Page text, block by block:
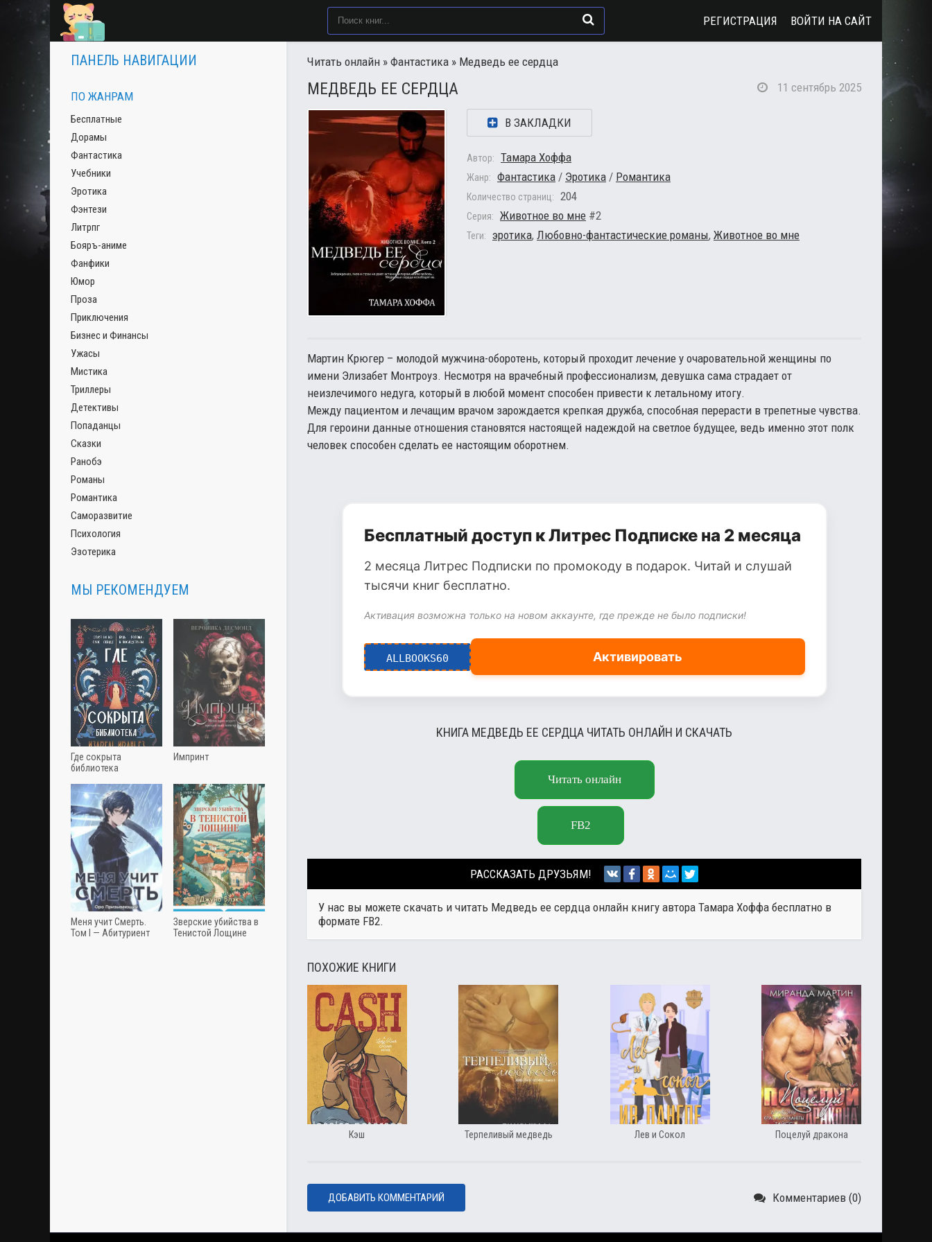
Читать онлайн » Фантастика » Медведь ее сердца
МЕДВЕДЬ ЕЕ СЕРДЦА 11 сентябрь 2025
В ЗАКЛАДКИ
Автор: Тамара Хоффа
Жанр: Фантастика / Эротика / Романтика
Количество страниц: 204
Серия: Животное во мне #2
Теги: эротика, Любовно-фантастические романы, Животное во мне
Мартин Крюгер – молодой мужчина-оборотень, который проходит лечение у очаровательной женщины по
имени Элизабет Монтроуз. Несмотря на врачебный профессионализм, девушка сама страдает от
неизлечимого недуга, который в любой момент способен привести к летальному итогу.
Между пациентом и лечащим врачом зарождается крепкая дружба, способная перерасти в трепетные чувства.
Для героини данные отношения становятся настоящей надеждой на светлое будущее, ведь именно этот полк
человек способен сделать ее настоящим оборотнем.
Бесплатный доступ к Литрес Подписке на 2 месяца
2 месяца Литрес Подписки по промокоду в подарок. Читай и слушай
тысячи книг бесплатно.
Активация возможна только на новом аккаунте, где прежде не было подписки!
ALLBOOKS60 Активировать
КНИГА МЕДВЕДЬ ЕЕ СЕРДЦА ЧИТАТЬ ОНЛАЙН И СКАЧАТЬ
Читать онлайн
FB2
РАССКАЗАТЬ ДРУЗЬЯМ!
У нас вы можете скачать и читать Медведь ее сердца онлайн книгу автора Тамара Хоффа бесплатно в
формате FB2.
ПОХОЖИЕ КНИГИ
Кэш Терпеливый медведь Лев и Сокол Поцелуй дракона
ДОБАВИТЬ КОММЕНТАРИЙ Комментариев (0)
ПАНЕЛЬ НАВИГАЦИИ
ПО ЖАНРАМ
Бесплатные
Дорамы
Фантастика
Учебники
Эротика
Фэнтези
Литрпг
Бояръ-аниме
Фанфики
Юмор
Проза
Приключения
Бизнес и Финансы
Ужасы
Мистика
Триллеры
Детективы
Попаданцы
Сказки
Ранобэ
Романы
Романтика
Саморазвитие
Психология
Эзотерика
МЫ РЕКОМЕНДУЕМ
Где сокрыта
библиотека
Импринт
Меня учит Смерть.
Том I — Абитуриент
Зверские убийства в
Тенистой Лощине
РЕГИСТРАЦИЯ ВОЙТИ НА САЙТ